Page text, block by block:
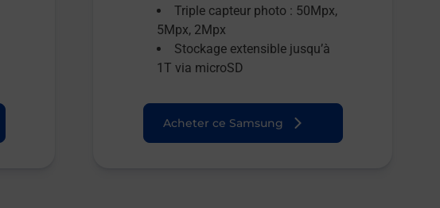
Triple capteur photo : 50Mpx,
5Mpx, 2Mpx
Stockage extensible jusqu’à
1T via microSD
Acheter ce Samsung